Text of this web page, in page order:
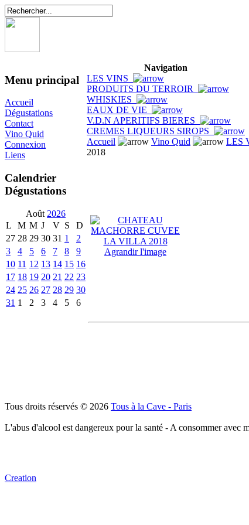
Menu principal
Accueil
Dégustations
Contact
Vino Quid
Connexion
Liens
Calendrier
Dégustations
Août 2026
L
M M J V S
D
27 28 29 30 31 1
2
3
4 5 6 7 8
9
10 11 12 13 14 15 16
17 18 19 20 21 22 23
24 25 26 27 28 29 30
31 1 2 3 4 5 6
Navigation
LES VINS
PRODUITS DU TERROIR
WHISKIES
EAUX DE VIE
V.D.N APERITIFS BIERES
CREMES LIQUEURS SIROPS
Accueil
Vino Quid LES
2018
Agrandir l'image
Tous droits réservés © 2026 Tous à la Cave - Paris
L'abus d'alcool est dangereux pour la santé - A consommer avec
Creation